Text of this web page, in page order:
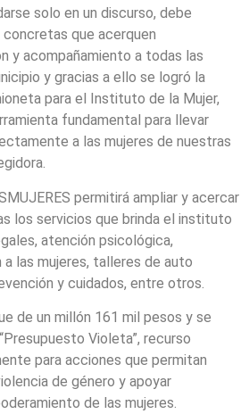
solo en un discurso, debe
que acerquen
y acompañamiento a todas las
y gracias a ello se logró la
para el Instituto de la Mujer,
fundamental para llevar
a las mujeres de nuestras
permitirá ampliar y acercar
los servicios que brinda el instituto
atención psicológica,
las mujeres, talleres de auto
y cuidados, entre otros.
de un millón 161 mil pesos y se
Violeta”, recurso
para acciones que permitan
de género y apoyar
de las mujeres.